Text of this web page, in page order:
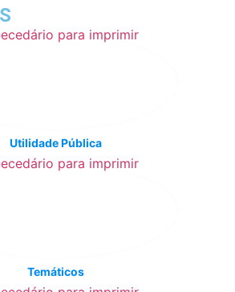
Utilidade Pública
Temáticos